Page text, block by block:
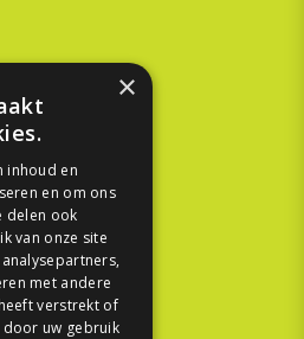
×
inhoud en
en om ons
delen ook
van onze site
met andere
verstrekt of
uw gebruik